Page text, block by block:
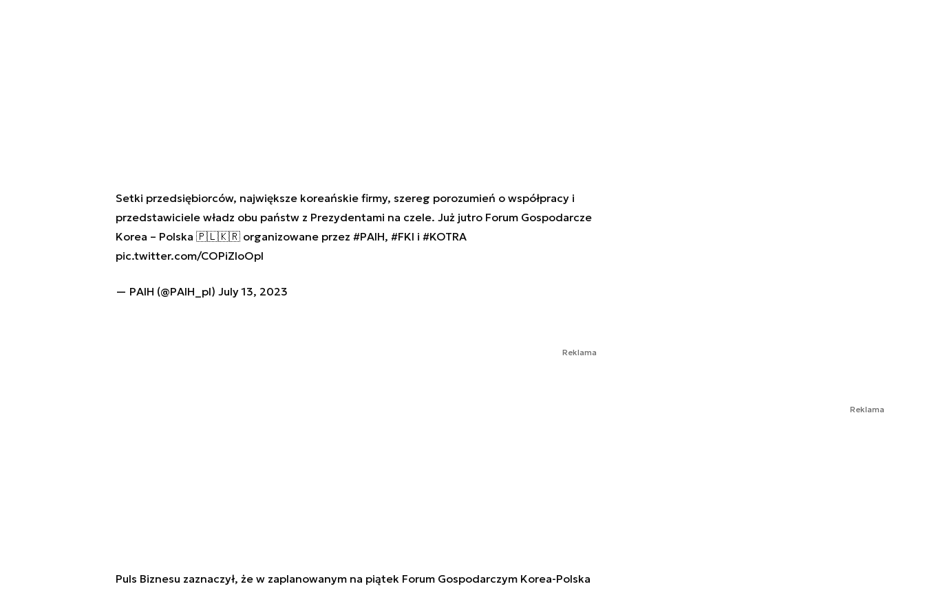
Setki przedsiębiorców, największe koreańskie firmy, szereg porozumień o współpracy i
przedstawiciele władz obu państw z Prezydentami na czele. Już jutro Forum Gospodarcze
Korea – Polska 🇵🇱🇰🇷 organizowane przez #PAIH, #FKI i #KOTRA
pic.twitter.com/COPiZIoOpI
— PAIH (@PAIH_pl) July 13, 2023
Reklama
Puls Biznesu zaznaczył, że w zaplanowanym na piątek Forum Gospodarczym Korea-Polska
Reklama